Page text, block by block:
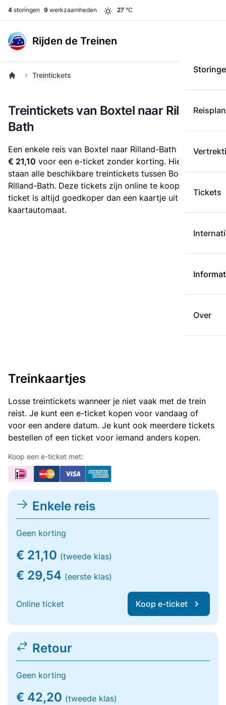
4 storingen 9 werkzaamheden 27 °C
Rijden de Treinen
Tickets
Over
Treintickets
Treintickets van Boxtel naar Rilland-
Bath
Een enkele reis van Boxtel naar Rilland-Bath kost
€ 21,10 voor een e-ticket zonder korting. Hieronder
staan alle beschikbare treintickets tussen Boxtel en
Rilland-Bath. Deze tickets zijn online te koop. Een e-
ticket is altijd goedkoper dan een kaartje uit de
kaartautomaat.
Treinkaartjes
Losse treintickets wanneer je niet vaak met de trein
reist. Je kunt een e-ticket kopen voor vandaag of
voor een andere datum. Je kunt ook meerdere tickets
bestellen of een ticket voor iemand anders kopen.
Koop een e-ticket met:
Enkele reis
Geen korting
€ 21,10 (tweede klas)
€ 29,54 (eerste klas)
Online ticket Koop e-ticket
Retour
Geen korting
€ 42,20 (tweede klas)